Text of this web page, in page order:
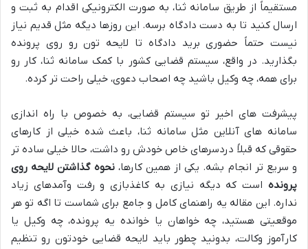
مستقیماً از طریق سامانه ثنا، به صورت الکترونیکی اقدام به ثبت و
ارسال کنید تا به دست دادگاه برسه. این روزها دیگه مثل قدیم نیاز
نیست حتماً حضوری برید دادگاه تا لایحه تون رو روی پرونده
بگذارید. در واقع، سیستم قضایی کشور با کمک سامانه ثنا، کار رو
برای همه، چه وکیل باشید چه اصحاب دعوی، خیلی راحت تر کرده.
پیشرفت های اخیر تو سیستم قضایی، به خصوص با راه اندازی
سامانه های آنلاین مثل سامانه ثنا، باعث شده خیلی از کارهای
حقوقی که قبلاً دردسرهای خاص خودش رو داشت، حالا خیلی ساده تر
و سریع تر انجام بشه. یکی از همین کارها،نحوه گذاشتن لایحه روی
پرونده است که دیگه نیازی به کاغذبازی و رفت وآمدهای زیاد
نداره. این مقاله یه راهنمای کامل و جامع برای شماست تا اگه تو هر
موقعیتی هستید، چه خواهان یا خوانده یه پرونده، چه وکیل یا
کارآموز وکالت، بدونید چطور باید لایحه قضایی خودتون رو تنظیم